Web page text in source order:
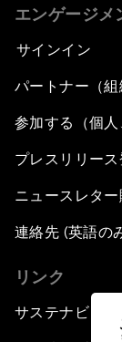
エンゲージメ
サインイン
パートナー（
参加する（個人
プレスリリー
ニュースレター
連絡先 (英語の
リンク
サステナビリテ